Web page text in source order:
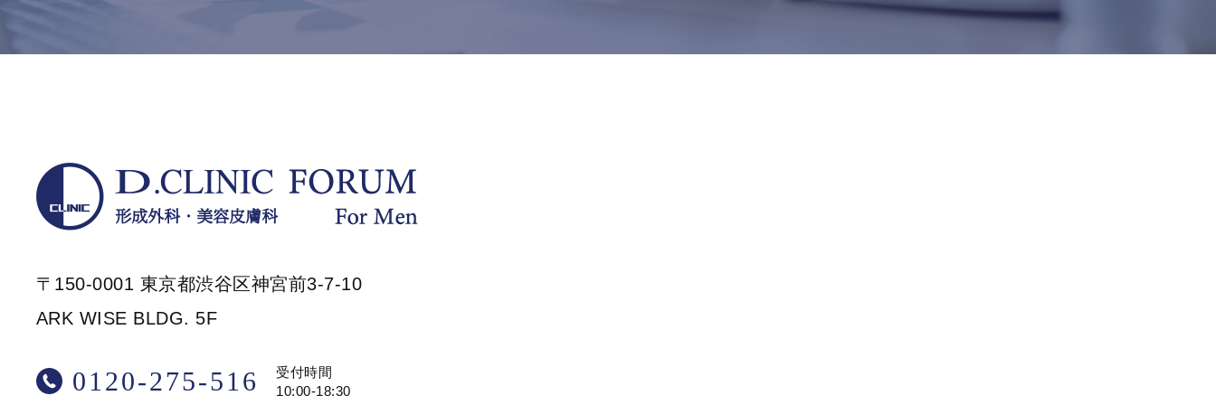
〒150-0001 東京都渋谷区神宮前3-7-10
ARK WISE BLDG. 5F
0120-275-516
受付時間
10:00-18:30